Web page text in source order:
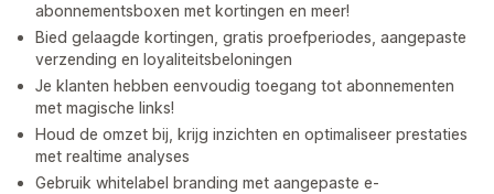
abonnementsboxen met kortingen en meer!
Bied gelaagde kortingen, gratis proefperiodes, aangepaste
verzending en loyaliteitsbeloningen
Je klanten hebben eenvoudig toegang tot abonnementen
met magische links!
Houd de omzet bij, krijg inzichten en optimaliseer prestaties
met realtime analyses
Gebruik whitelabel branding met aangepaste e-